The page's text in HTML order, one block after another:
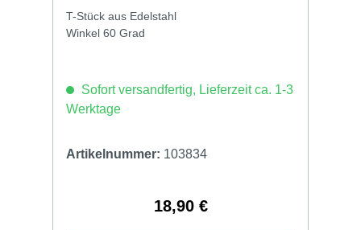
T-Stück aus Edelstahl
Winkel 60 Grad
Sofort versandfertig, Lieferzeit ca. 1-3
Werktage
Artikelnummer: 103834
Regulärer Preis:
18,90 €